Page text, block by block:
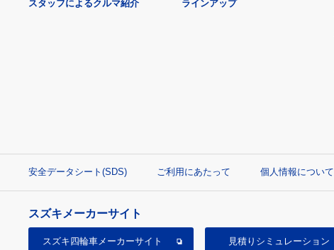
スタッフによるクルマ紹介 ラインアップ
安全データシート(SDS) ご利用にあたって 個人情報について
スズキメーカーサイト
スズキ四輪車メーカーサイト 見積り シミュレーション